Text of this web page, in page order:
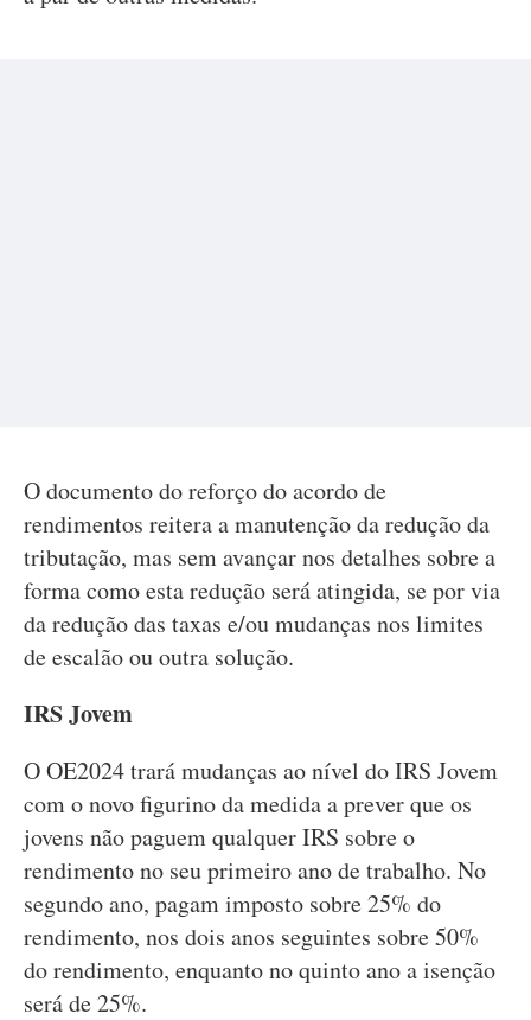
O documento do reforço do acordo de
rendimentos reitera a manutenção da redução da
tributação, mas sem avançar nos detalhes sobre a
forma como esta redução será atingida, se por via
da redução das taxas e/ou mudanças nos limites
de escalão ou outra solução.
IRS Jovem
O OE2024 trará mudanças ao nível do IRS Jovem
com o novo figurino da medida a prever que os
jovens não paguem qualquer IRS sobre o
rendimento no seu primeiro ano de trabalho. No
segundo ano, pagam imposto sobre 25% do
rendimento, nos dois anos seguintes sobre 50%
do rendimento, enquanto no quinto ano a isenção
será de 25%.